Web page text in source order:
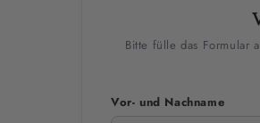
Bitte fülle das Formular
Vor- und Nachname